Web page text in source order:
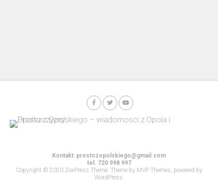
Kontakt: prostozopolskiego@gmail.com
tel. 720 998 997
Copyright © 2020 ZoxPress Theme. Theme by MVP Themes, powered by
WordPress.